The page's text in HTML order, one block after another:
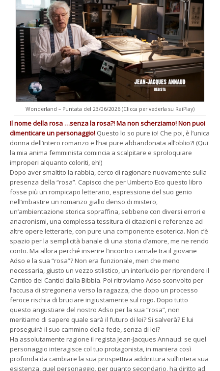
Wonderland – Puntata del 23/06/2026 (Clicca per vederla su RaiPlay)
Il nome della rosa …senza la rosa?! Ma non scherziamo! Non puoi
dimenticare un personaggio! Questo lo so pure io! Che poi, è l’unica
donna dell’intero romanzo e l’hai pure abbandonata all’oblio?! (Qui
la mia anima femminista comincia a scalpitare e sproloquiare
improperi alquanto coloriti, eh!)
Dopo aver smaltito la rabbia, cerco di ragionare nuovamente sulla
presenza della “rosa”. Capisco che per Umberto Eco questo libro
fosse più un rompicapo letterario, espressione del suo genio
nell’imbastire un romanzo giallo denso di mistero,
un’ambientazione storica sopraffina, sebbene con diversi errori e
anacronismi, una complessa tessitura di citazioni e referenze ad
altre opere letterarie, con pure una componente esoterica. Non c’è
spazio per la semplicità banale di una storia d’amore, me ne rendo
conto. Ma allora perché inserire l’incontro carnale tra il giovane
Adso e la sua “rosa”? Non era funzionale, men che meno
necessaria, giusto un vezzo stilistico, un interludio per riprendere il
Cantico dei Cantici dalla Bibbia. Poi ritroviamo Adso sconvolto per
l’accusa di stregoneria verso la ragazza, che dopo un processo
feroce rischia di bruciare ingiustamente sul rogo. Dopo tutto
questo angustiare del nostro Adso per la sua “rosa”, non
meritiamo di sapere quale sarà il futuro di lei? Si salverà? E lui
proseguirà il suo cammino della fede, senza di lei?
Ha assolutamente ragione il regista Jean-Jacques Annaud: se quel
personaggio interagisce col tuo protagonista, in maniera così
profonda da cambiare la sua prospettiva addirittura sull’intera sua
esistenza, quel personaggio, per quanto secondario, ha diritto ad